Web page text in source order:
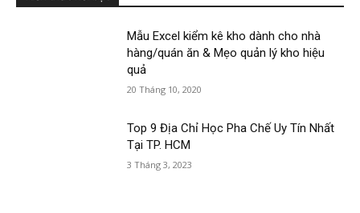
Mẫu Excel kiểm kê kho dành cho nhà
hàng/quán ăn & Mẹo quản lý kho hiệu
quả
20 Tháng 10, 2020
Top 9 Địa Chỉ Học Pha Chế Uy Tín Nhất
Tại TP. HCM
3 Tháng 3, 2023